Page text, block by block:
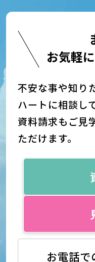
お気軽
不安な事や知り
ハートに相談し
資料請求もご見
ただけます。
お電話で